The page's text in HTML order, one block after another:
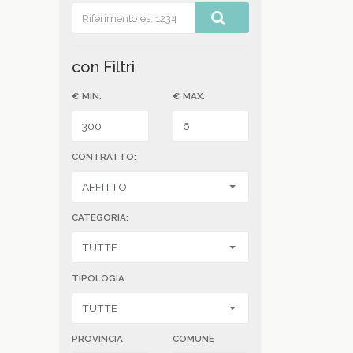
con Filtri
€ MIN: € MAX:
CONTRATTO:
CATEGORIA:
TIPOLOGIA:
PROVINCIA COMUNE